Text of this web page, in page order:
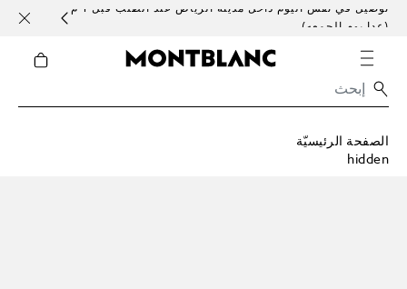
توصيل في نفس اليوم داخل مدينة الرياض عند الطلب قبل 1 م
(عدا يوم الجمعه)
الصفحة الرئيسيّة
hidden